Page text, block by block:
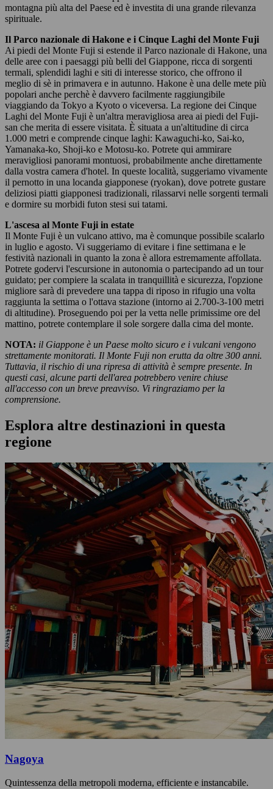
montagna più alta del Paese ed è investita di una grande rilevanza
spirituale.
Il Parco nazionale di Hakone e i Cinque Laghi del Monte Fuji
Ai piedi del Monte Fuji si estende il Parco nazionale di Hakone, una
delle aree con i paesaggi più belli del Giappone, ricca di sorgenti
termali, splendidi laghi e siti di interesse storico, che offrono il
meglio di sè in primavera e in autunno. Hakone è una delle mete più
popolari anche perchè è davvero facilmente raggiungibile
viaggiando da Tokyo a Kyoto o viceversa. La regione dei Cinque
Laghi del Monte Fuji è un'altra meravigliosa area ai piedi del Fuji-
san che merita di essere visitata. È situata a un'altitudine di circa
1.000 metri e comprende cinque laghi: Kawaguchi-ko, Sai-ko,
Yamanaka-ko, Shoji-ko e Motosu-ko. Potrete qui ammirare
meravigliosi panorami montuosi, probabilmente anche direttamente
dalla vostra camera d'hotel. In queste località, suggeriamo vivamente
il pernotto in una locanda giapponese (ryokan), dove potrete gustare
deliziosi piatti giapponesi tradizionali, rilassarvi nelle sorgenti termali
e dormire su morbidi futon stesi sui tatami.
L'ascesa al Monte Fuji in estate
Il Monte Fuji è un vulcano attivo, ma è comunque possibile scalarlo
in luglio e agosto. Vi suggeriamo di evitare i fine settimana e le
festività nazionali in quanto la zona è allora estremamente affollata.
Potrete godervi l'escursione in autonomia o partecipando ad un tour
guidato; per compiere la scalata in tranquillità e sicurezza, l'opzione
migliore sarà di prevedere una tappa di riposo in rifugio una volta
raggiunta la settima o l'ottava stazione (intorno ai 2.700-3-100 metri
di altitudine). Proseguendo poi per la vetta nelle primissime ore del
mattino, potrete contemplare il sole sorgere dalla cima del monte.
NOTA: il Giappone è un Paese molto sicuro e i vulcani vengono
strettamente monitorati. Il Monte Fuji non erutta da oltre 300 anni.
Tuttavia, il rischio di una ripresa di attività è sempre presente. In
questi casi, alcune parti dell'area potrebbero venire chiuse
all'accesso con un breve preavviso. Vi ringraziamo per la
comprensione.
Esplora altre destinazioni in questa
regione
Nagoya
Quintessenza della metropoli moderna, efficiente e instancabile.